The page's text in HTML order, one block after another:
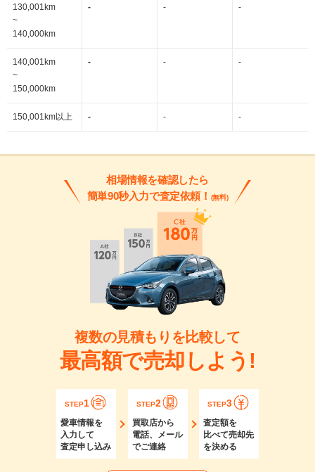
130,001km
~
140,000km
- - -
140,001km
~
150,000km
- - -
150,001km以上 - - -
相場情報を確認したら
簡単90秒入力で査定依頼！ (無料)
複数の見積もりを比較して
最高額で売却しよう!
STEP1
愛車情報を
入力して
査定申し込み
STEP2
買取店から
電話、メール
でご連絡
STEP3
査定額を
比べて売却先
を決める